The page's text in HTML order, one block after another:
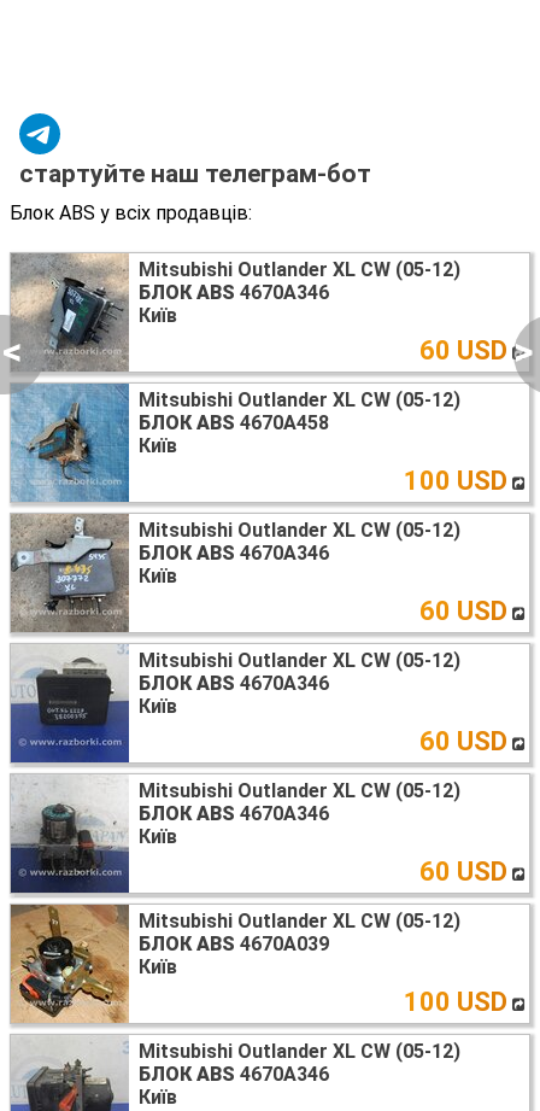
< >
стартуйте наш телеграм-бот
Блок ABS у всіх продавців:
Mitsubishi Outlander XL CW (05-12)
БЛОК ABS 4670A346
Київ
60 USD
Mitsubishi Outlander XL CW (05-12)
БЛОК ABS 4670A458
Київ
100 USD
Mitsubishi Outlander XL CW (05-12)
БЛОК ABS 4670A346
Київ
60 USD
Mitsubishi Outlander XL CW (05-12)
БЛОК ABS 4670A346
Київ
60 USD
Mitsubishi Outlander XL CW (05-12)
БЛОК ABS 4670A346
Київ
60 USD
Mitsubishi Outlander XL CW (05-12)
БЛОК ABS 4670A039
Київ
100 USD
Mitsubishi Outlander XL CW (05-12)
БЛОК ABS 4670A346
Київ